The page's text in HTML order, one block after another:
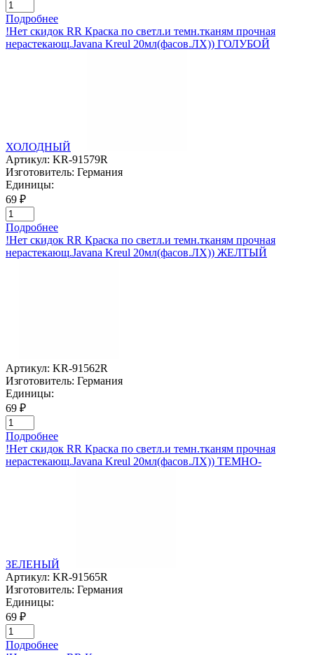
Подробнее
!Нет скидок RR Краска по светл.и темн.тканям прочная
нерастекающ.Javana Kreul 20мл(фасов.ЛХ)) ГОЛУБОЙ
ХОЛОДНЫЙ
Артикул: KR-91579R
Изготовитель: Германия
Единицы:
69 ₽
Подробнее
!Нет скидок RR Краска по светл.и темн.тканям прочная
нерастекающ.Javana Kreul 20мл(фасов.ЛХ)) ЖЕЛТЫЙ
Артикул: KR-91562R
Изготовитель: Германия
Единицы:
69 ₽
Подробнее
!Нет скидок RR Краска по светл.и темн.тканям прочная
нерастекающ.Javana Kreul 20мл(фасов.ЛХ)) ТЕМНО-
ЗЕЛЕНЫЙ
Артикул: KR-91565R
Изготовитель: Германия
Единицы:
69 ₽
Подробнее